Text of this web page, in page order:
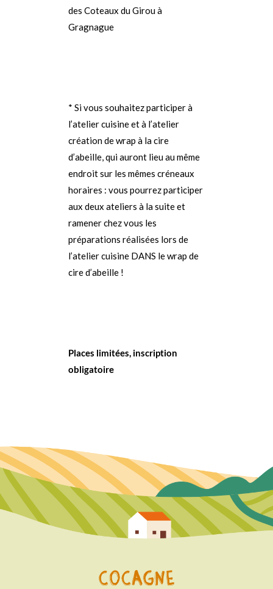
des Coteaux du Girou à
Gragnague
* Si vous souhaitez participer à
l’atelier cuisine et à l’atelier
création de wrap à la cire
d’abeille, qui auront lieu au même
endroit sur les mêmes créneaux
horaires : vous pourrez participer
aux deux ateliers à la suite et
ramener chez vous les
préparations réalisées lors de
l’atelier cuisine DANS le wrap de
cire d’abeille !
Places limitées, inscription
obligatoire